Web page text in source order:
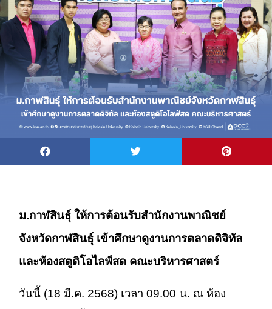
ม.กาฬสินธุ์ ให้การต้อนรับสำนักงานพาณิชย์
จังหวัดกาฬสินธุ์ เข้าศึกษาดูงานการตลาดดิจิทัล
และห้องสตูดิโอไลฟ์สด คณะบริหารศาสตร์
วันนี้ (18 มี.ค. 2568) เวลา 09.00 น. ณ ห้อง